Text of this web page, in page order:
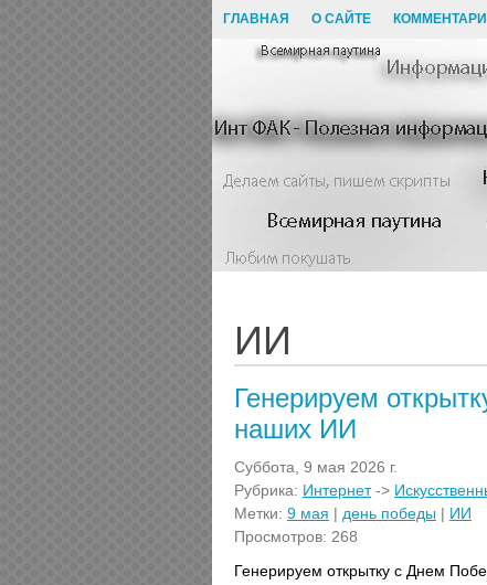
ГЛАВНАЯ О САЙТЕ
ИИ
Генерируем
наших ИИ
Суббота, 9 мая 2026 г.
Рубрика: Интернет->
Метки: 9 мая | день победы | ИИ
Просмотров: 268
Генерируем открытку с Днем